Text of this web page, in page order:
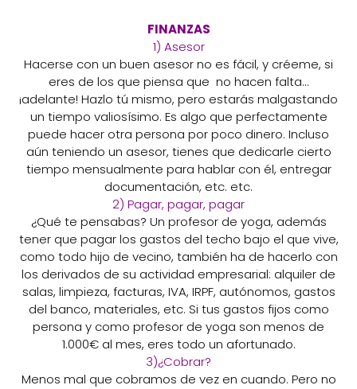
FINANZAS
1) Asesor
Hacerse con un buen asesor no es fácil, y créeme, si
eres de los que piensa que no hacen falta…
¡adelante! Hazlo tú mismo, pero estarás malgastando
un tiempo valiosísimo. Es algo que perfectamente
puede hacer otra persona por poco dinero. Incluso
aún teniendo un asesor, tienes que dedicarle cierto
tiempo mensualmente para hablar con él, entregar
documentación, etc. etc.
2) Pagar, pagar, pagar
¿Qué te pensabas? Un profesor de yoga, además
tener que pagar los gastos del techo bajo el que vive,
como todo hijo de vecino, también ha de hacerlo con
los derivados de su actividad empresarial: alquiler de
salas, limpieza, facturas, IVA, IRPF, autónomos, gastos
del banco, materiales, etc. Si tus gastos fijos como
persona y como profesor de yoga son menos de
1.000€ al mes, eres todo un afortunado.
3)¿Cobrar?
Menos mal que cobramos de vez en cuando. Pero no